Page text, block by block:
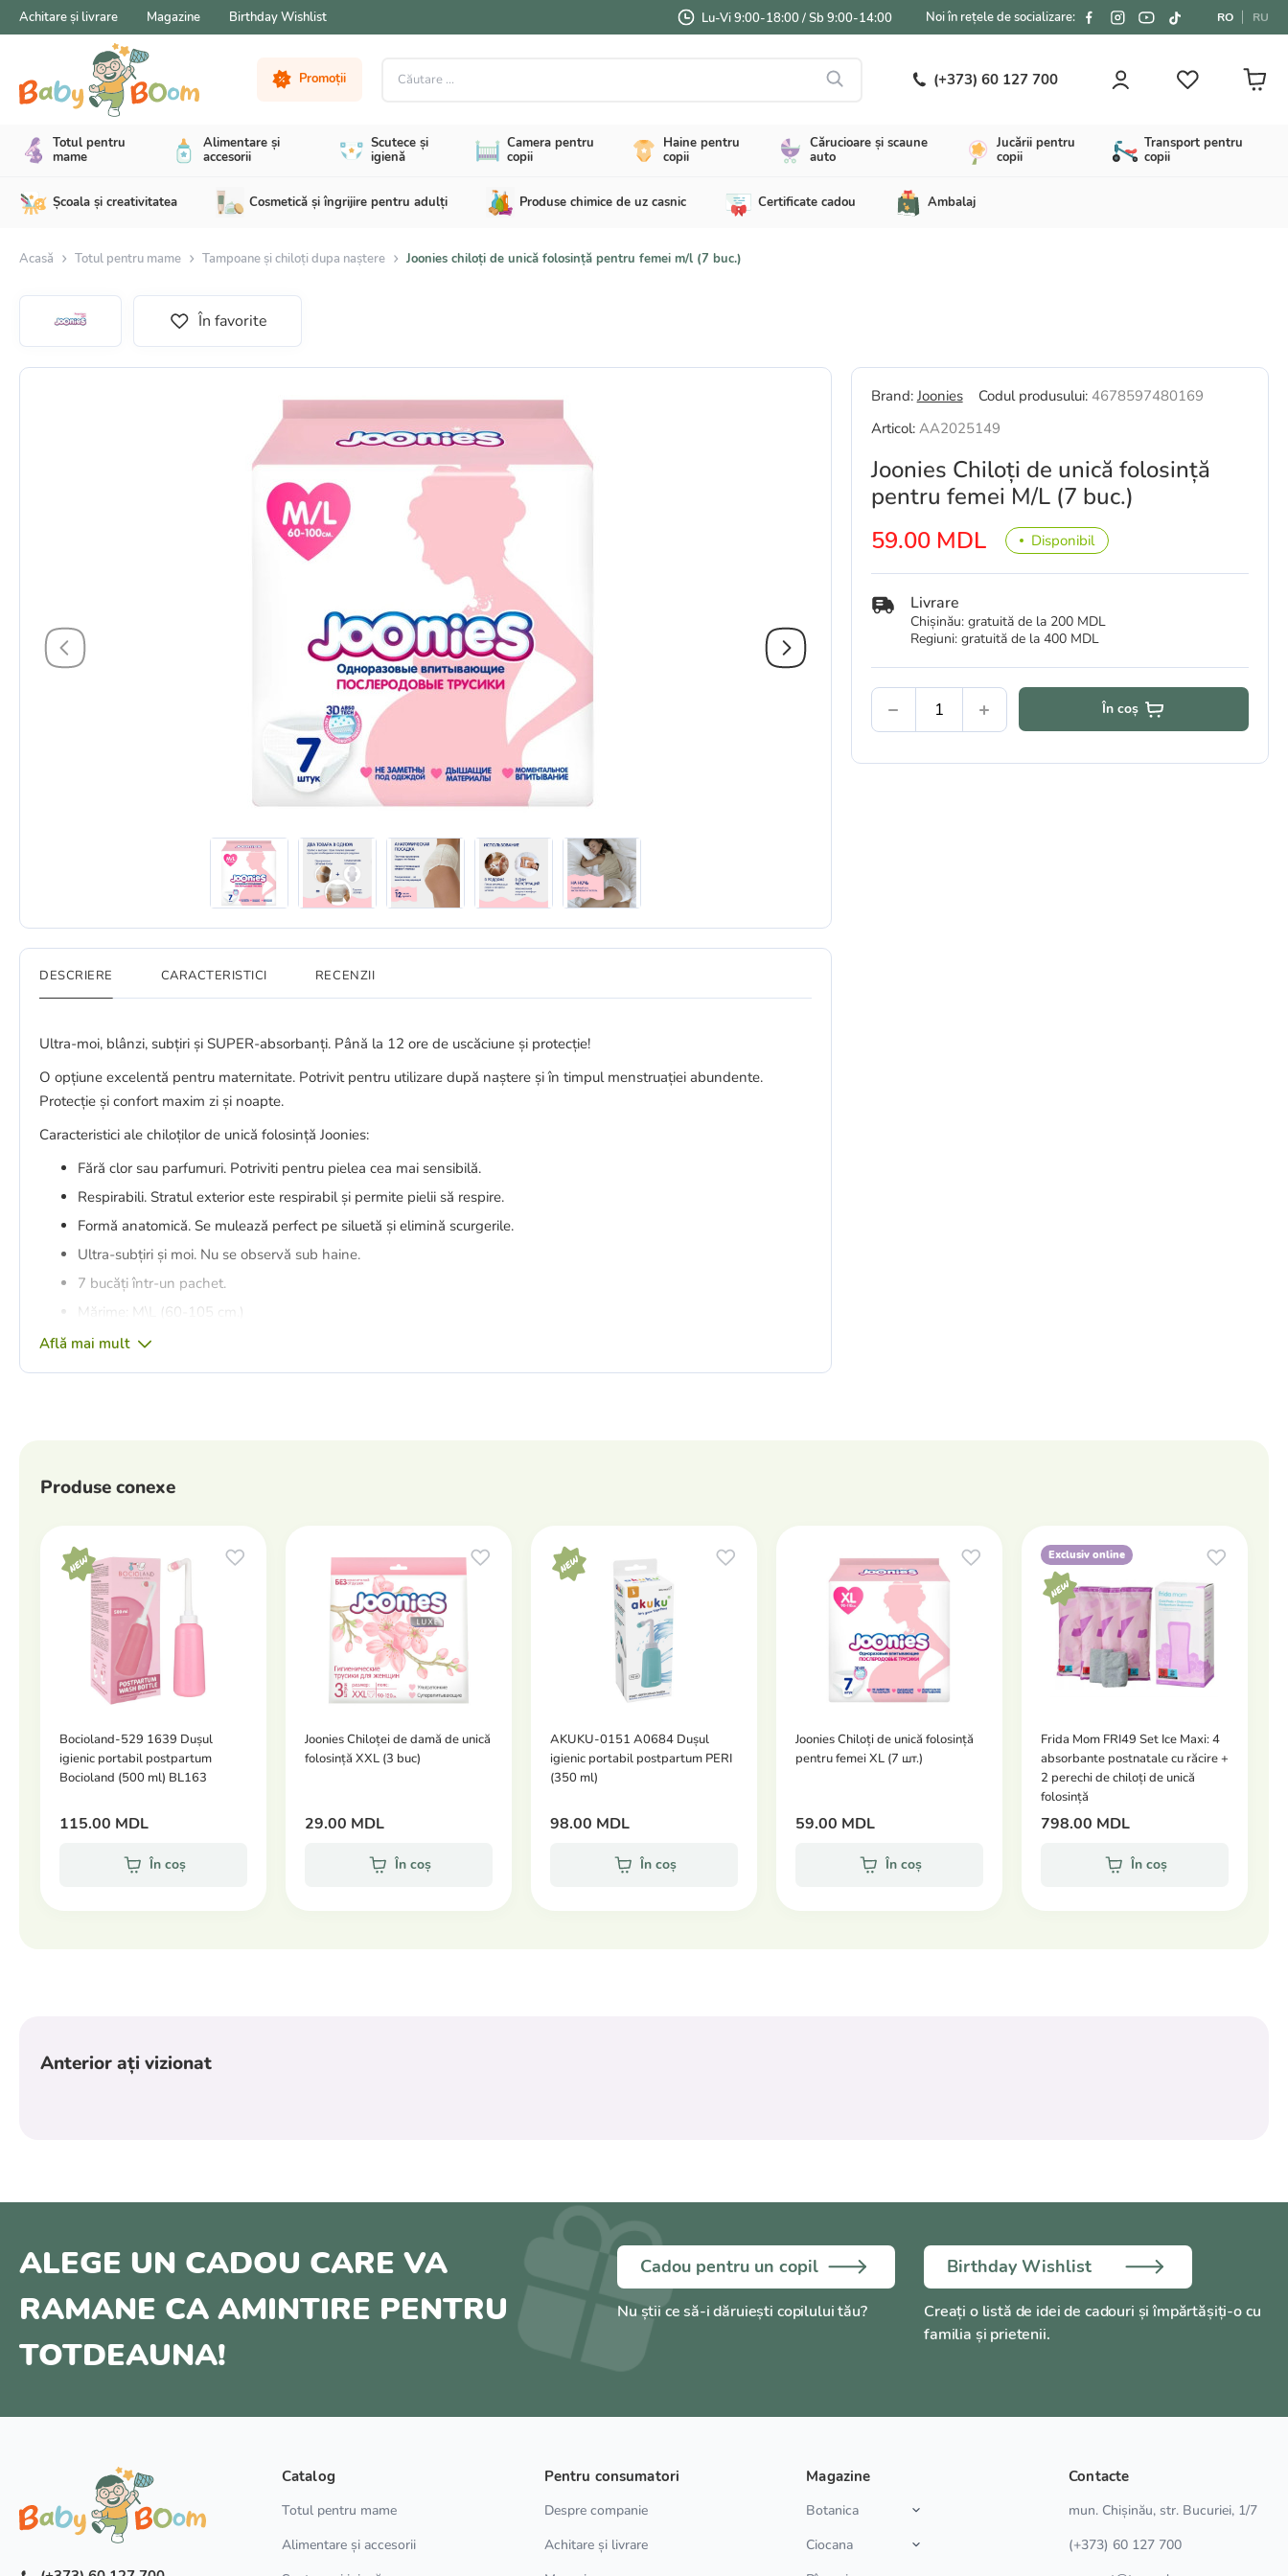
Achitare și livrare Magazine Birthday Wishlist Lu-Vi 9:00-18:00 / Sb 9:00-14:00 Noi în rețele de socializare: RO RU
Promoții (+373) 60 127 700
Totul pentru
mame
Alimentare și
accesorii
Scutece și
igienă
Camera pentru
copii
Haine pentru
copii
Cărucioare și scaune
auto
Jucării pentru
copii
Transport pentru
copii
Școala și creativitatea Cosmetică și îngrijire pentru adulți Produse chimice de uz casnic Certificate cadou Ambalaj
Acasă Totul pentru mame Tampoane și chiloți dupa naștere Joonies chiloți de unică folosință pentru femei m/l (7 buc.)
În favorite
Brand: Joonies Codul produsului: 4678597480169
Articol: AA2025149
Joonies Chiloți de unică folosință
pentru femei M/L (7 buc.)
59.00 MDL
Disponibil
Livrare
Chișinău: gratuită de la 200 MDL
Regiuni: gratuită de la 400 MDL
În coș
DESCRIERE CARACTERISTICI RECENZII
Ultra-moi, blânzi, subțiri și SUPER-absorbanți. Până la 12 ore de uscăciune și protecție!
O opțiune excelentă pentru maternitate. Potrivit pentru utilizare după naștere și în timpul menstruației abundente.
Protecție și confort maxim zi și noapte.
Caracteristici ale chiloților de unică folosință Joonies:
Fără clor sau parfumuri. Potriviti pentru pielea cea mai sensibilă.
Respirabili. Stratul exterior este respirabil și permite pielii să respire.
Formă anatomică. Se mulează perfect pe siluetă și elimină scurgerile.
Ultra-subțiri și moi. Nu se observă sub haine.
7 bucăți într-un pachet.
Mărime: M\L (60-105 cm.)
Află mai mult
Produse conexe
Bocioland-529 1639 Dușul
igienic portabil postpartum
Bocioland (500 ml) BL163
115.00 MDL
În coș
Joonies Chiloței de damă de unică
folosință XXL (3 buc)
29.00 MDL
În coș
AKUKU-0151 A0684 Dușul
igienic portabil postpartum PERI
(350 ml)
98.00 MDL
În coș
Joonies Chiloți de unică folosință
pentru femei XL (7 шт.)
59.00 MDL
În coș
Exclusiv online
Frida Mom FRI49 Set Ice Maxi: 4
absorbante postnatale cu răcire +
2 perechi de chiloți de unică
folosință
798.00 MDL
În coș
Anterior ați vizionat
ALEGE UN CADOU CARE VA
RAMANE CA AMINTIRE PENTRU
TOTDEAUNA!
Cadou pentru un copil
Nu știi ce să-i dăruiești copilului tău?
Birthday Wishlist
Creați o listă de idei de cadouri și împărtășiți-o cu
familia și prietenii.
Catalog
Totul pentru mame
Alimentare și accesorii
Pentru consumatori
Despre companie
Achitare și livrare
Magazine
Botanica
Ciocana
Contacte
mun. Chișinău, str. Bucuriei, 1/7
(+373) 60 127 700